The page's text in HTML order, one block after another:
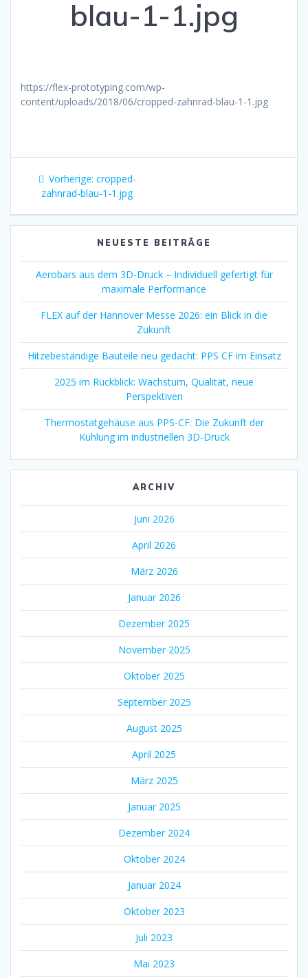
blau-1-1.jpg
https://flex-prototyping.com/wp-
content/uploads/2018/06/cropped-zahnrad-blau-1-1.jpg
Beitragsnavigation
Vorherige: Vorheriger
Beitrag:
cropped-
zahnrad-blau-1-1.jpg
NEUESTE BEITRÄGE
Aerobars aus dem 3D-Druck – Individuell gefertigt für
maximale Performance
FLEX auf der Hannover Messe 2026: ein Blick in die
Zukunft
Hitzebeständige Bauteile neu gedacht: PPS CF im Einsatz
2025 im Rückblick: Wachstum, Qualität, neue
Perspektiven
Thermostatgehäuse aus PPS-CF: Die Zukunft der
Kühlung im industriellen 3D-Druck
ARCHIV
Juni 2026
April 2026
März 2026
Januar 2026
Dezember 2025
November 2025
Oktober 2025
September 2025
August 2025
April 2025
März 2025
Januar 2025
Dezember 2024
Oktober 2024
Januar 2024
Oktober 2023
Juli 2023
Mai 2023